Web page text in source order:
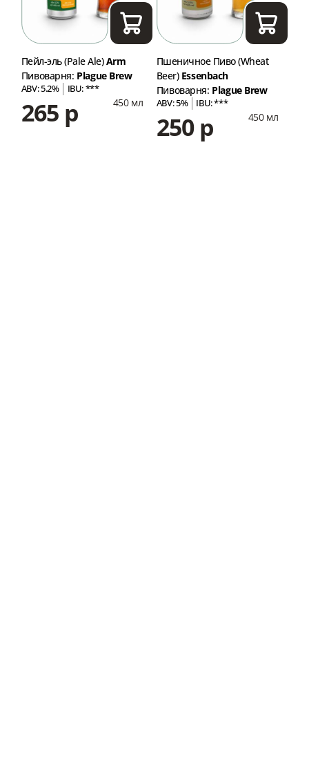
Пейл-эль (Pale Ale)Arm
Пивоварня: Plague Brew
ABV: 5.2% IBU: ***
265 р 450 мл
Пшеничное Пиво (Wheat
Beer) Essenbach
Пивоварня: Plague Brew
ABV: 5% IBU: ***
250 р 450 мл